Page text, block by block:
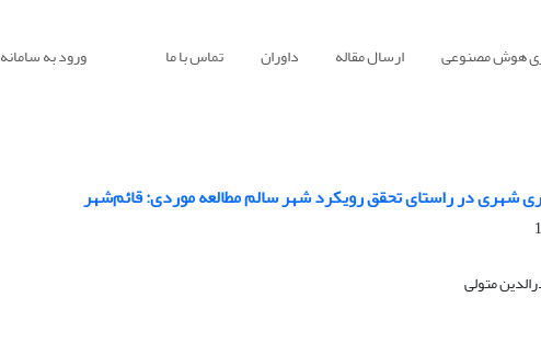
هوش مصنوعی ارسال مقاله داوران تماس با ما ورود به سامانه
شهری در راستای تحقق رویکرد شهر سالم مطالعه موردی: قائم‌شهر
متولی